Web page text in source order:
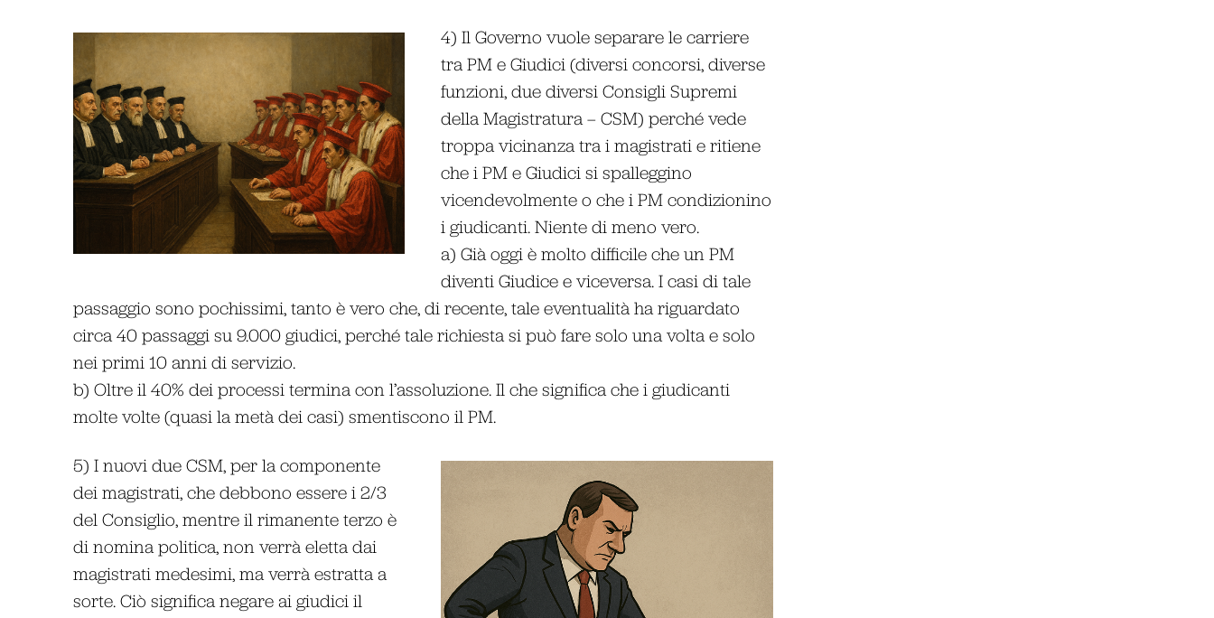
4) Il Governo vuole separare le carriere
tra PM e Giudici (diversi concorsi, diverse
funzioni, due diversi Consigli Supremi
della Magistratura – CSM) perché vede
troppa vicinanza tra i magistrati e ritiene
che i PM e Giudici si spalleggino
vicendevolmente o che i PM condizionino
i giudicanti. Niente di meno vero.
a) Già oggi è molto difficile che un PM
diventi Giudice e viceversa. I casi di tale
passaggio sono pochissimi, tanto è vero che, di recente, tale eventualità ha riguardato
circa 40 passaggi su 9.000 giudici, perché tale richiesta si può fare solo una volta e solo
nei primi 10 anni di servizio.
b) Oltre il 40% dei processi termina con l’assoluzione. Il che significa che i giudicanti
molte volte (quasi la metà dei casi) smentiscono il PM.
5) I nuovi due CSM, per la componente
dei magistrati, che debbono essere i 2/3
del Consiglio, mentre il rimanente terzo è
di nomina politica, non verrà eletta dai
magistrati medesimi, ma verrà estratta a
sorte. Ciò significa negare ai giudici il